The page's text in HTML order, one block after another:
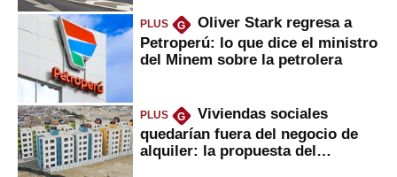
PLUS G
Oliver Stark regresa a
Petroperú: lo que dice el ministro
del Minem sobre la petrolera
PLUS G
Viviendas sociales
quedarían fuera del negocio de
alquiler: la propuesta del